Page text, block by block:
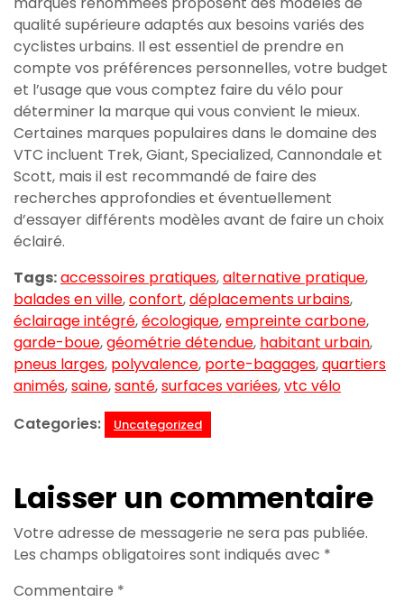
qualité supérieure adaptés aux besoins variés des
cyclistes urbains. Il est essentiel de prendre en
compte vos préférences personnelles, votre budget
et l’usage que vous comptez faire du vélo pour
déterminer la marque qui vous convient le mieux.
Certaines marques populaires dans le domaine des
VTC incluent Trek, Giant, Specialized, Cannondale et
Scott, mais il est recommandé de faire des
recherches approfondies et éventuellement
d’essayer différents modèles avant de faire un choix
éclairé.
Tags:accessoires pratiques,alternative pratique,
balades en ville,confort,déplacements urbains,
éclairage intégré,écologique,empreinte carbone,
garde-boue,géométrie détendue, habitant urbain,
pneus larges, polyvalence, porte-bagages,quartiers
animés,saine,santé,surfaces variées,vtc vélo
Categories:
Uncategorized
Laisser un commentaire
Votre adresse de messagerie ne sera pas publiée.
Les champs obligatoires sont indiqués avec *
Commentaire *